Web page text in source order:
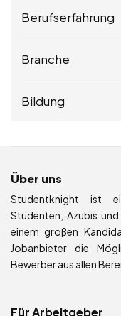
Berufserfahrung
Branche
Bildung
Über uns
Studentknight ist
Studenten, Azubis
einem großen
Jobanbieter die
Bewerber aus allen
Für Arbeitgeber